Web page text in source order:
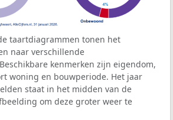
taartdiagrammen tonen het
naar verschillende
kenmerken zijn eigendom,
woning en bouwperiode. Het jaar
staat in het midden van de
om deze groter weer te